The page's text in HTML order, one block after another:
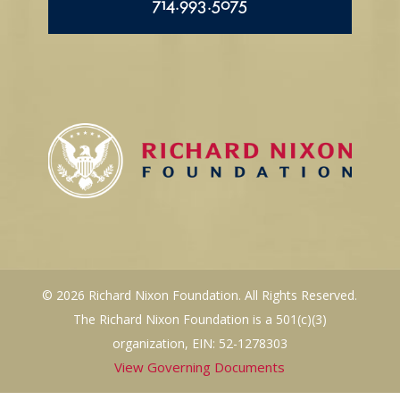
714.993.5075
© 2026 Richard Nixon Foundation. All Rights Reserved.
The Richard Nixon Foundation is a 501(c)(3)
organization, EIN: 52-1278303
View Governing Documents